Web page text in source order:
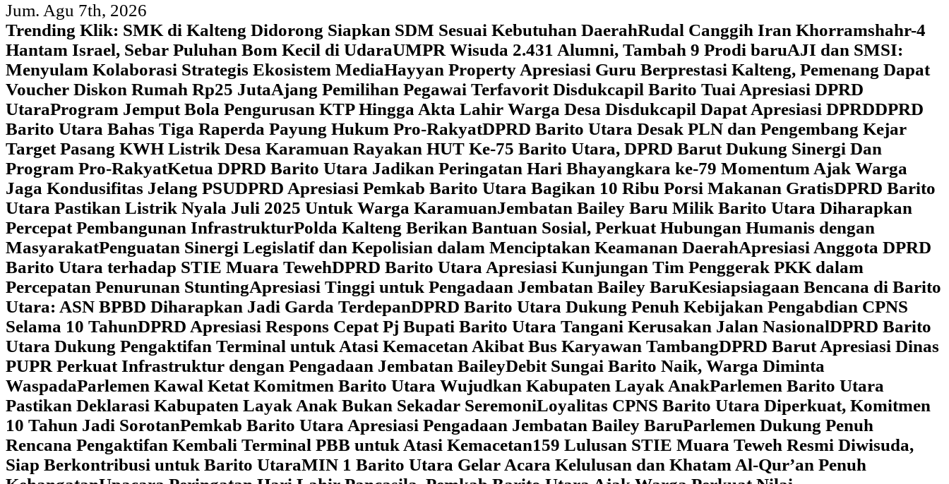
Jum. Agu 7th, 2026
Trending Klik: SMK di Kalteng Didorong Siapkan SDM Sesuai Kebutuhan DaerahRudal Canggih Iran Khorramshahr-4
Hantam Israel, Sebar Puluhan Bom Kecil di UdaraUMPR Wisuda 2.431 Alumni, Tambah 9 Prodi baruAJI dan SMSI:
Menyulam Kolaborasi Strategis Ekosistem MediaHayyan Property Apresiasi Guru Berprestasi Kalteng, Pemenang Dapat
Voucher Diskon Rumah Rp25 JutaAjang Pemilihan Pegawai Terfavorit Disdukcapil Barito Tuai Apresiasi DPRD
UtaraProgram Jemput Bola Pengurusan KTP Hingga Akta Lahir Warga Desa Disdukcapil Dapat Apresiasi DPRDDPRD
Barito Utara Bahas Tiga Raperda Payung Hukum Pro-RakyatDPRD Barito Utara Desak PLN dan Pengembang Kejar
Target Pasang KWH Listrik Desa Karamuan Rayakan HUT Ke-75 Barito Utara, DPRD Barut Dukung Sinergi Dan
Program Pro-RakyatKetua DPRD Barito Utara Jadikan Peringatan Hari Bhayangkara ke-79 Momentum Ajak Warga
Jaga Kondusifitas Jelang PSUDPRD Apresiasi Pemkab Barito Utara Bagikan 10 Ribu Porsi Makanan GratisDPRD Barito
Utara Pastikan Listrik Nyala Juli 2025 Untuk Warga KaramuanJembatan Bailey Baru Milik Barito Utara Diharapkan
Percepat Pembangunan InfrastrukturPolda Kalteng Berikan Bantuan Sosial, Perkuat Hubungan Humanis dengan
MasyarakatPenguatan Sinergi Legislatif dan Kepolisian dalam Menciptakan Keamanan DaerahApresiasi Anggota DPRD
Barito Utara terhadap STIE Muara TewehDPRD Barito Utara Apresiasi Kunjungan Tim Penggerak PKK dalam
Percepatan Penurunan StuntingApresiasi Tinggi untuk Pengadaan Jembatan Bailey BaruKesiapsiagaan Bencana di Barito
Utara: ASN BPBD Diharapkan Jadi Garda TerdepanDPRD Barito Utara Dukung Penuh Kebijakan Pengabdian CPNS
Selama 10 TahunDPRD Apresiasi Respons Cepat Pj Bupati Barito Utara Tangani Kerusakan Jalan NasionalDPRD Barito
Utara Dukung Pengaktifan Terminal untuk Atasi Kemacetan Akibat Bus Karyawan TambangDPRD Barut Apresiasi Dinas
PUPR Perkuat Infrastruktur dengan Pengadaan Jembatan BaileyDebit Sungai Barito Naik, Warga Diminta
WaspadaParlemen Kawal Ketat Komitmen Barito Utara Wujudkan Kabupaten Layak AnakParlemen Barito Utara
Pastikan Deklarasi Kabupaten Layak Anak Bukan Sekadar SeremoniLoyalitas CPNS Barito Utara Diperkuat, Komitmen
10 Tahun Jadi SorotanPemkab Barito Utara Apresiasi Pengadaan Jembatan Bailey BaruParlemen Dukung Penuh
Rencana Pengaktifan Kembali Terminal PBB untuk Atasi Kemacetan159 Lulusan STIE Muara Teweh Resmi Diwisuda,
Siap Berkontribusi untuk Barito UtaraMIN 1 Barito Utara Gelar Acara Kelulusan dan Khatam Al-Qur’an Penuh